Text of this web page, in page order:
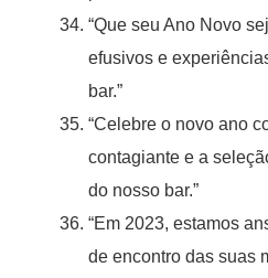
“Que seu Ano Novo
efusivos e
bar.”
“Celebre o novo ano
contagiante e a
do nosso bar.”
“Em 2023, estamos
de encontro das suas